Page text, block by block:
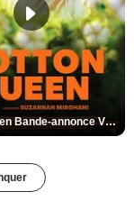
Cotton Queen Bande-annonce VO STFR